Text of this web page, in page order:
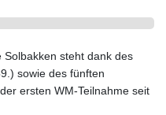
Solbakken steht dank des
sowie des fünften
ersten WM-Teilnahme seit